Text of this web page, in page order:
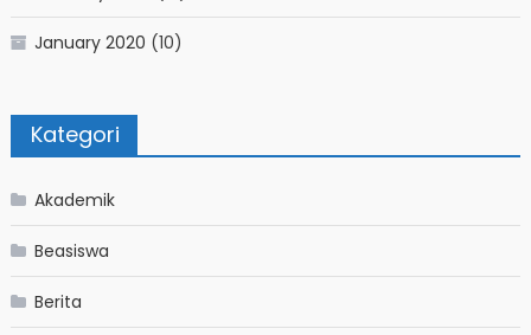
January 2020 (10)
Kategori
Akademik
Beasiswa
Berita